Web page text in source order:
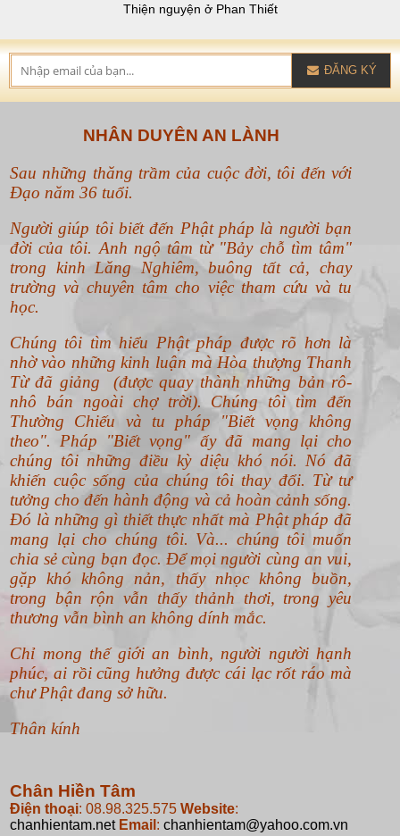
Thiện nguyện ở Phan Thiết
ĐĂNG KÝ
NHÂN DUYÊN AN LÀNH
Sau những thăng trầm của cuộc đời, tôi đến với
Đạo năm 36 tuổi.
Người giúp tôi biết đến Phật pháp là người bạn
đời của tôi. Anh ngộ tâm từ "Bảy chỗ tìm tâm"
trong kinh Lăng Nghiêm, buông tất cả, chay
trường và chuyên tâm cho việc tham cứu và tu
học.
Chúng tôi tìm hiểu Phật pháp được rõ hơn là
nhờ vào những kinh luận mà Hòa thượng Thanh
Từ đã giảng (được quay thành những bản rô-
nhô bán ngoài chợ trời). Chúng tôi tìm đến
Thường Chiếu và tu pháp "Biết vọng không
theo". Pháp "Biết vọng" ấy đã mang lại cho
chúng tôi những điều kỳ diệu khó nói. Nó đã
khiến cuộc sống của chúng tôi thay đổi. Từ tư
tưởng cho đến hành động và cả hoàn cảnh sống.
Đó là những gì thiết thực nhất mà Phật pháp đã
mang lại cho chúng tôi. Và... chúng tôi muốn
chia sẻ cùng bạn đọc. Để mọi người cùng an vui,
gặp khó không nản, thấy nhọc không buồn,
trong bận rộn vẫn thấy thảnh thơi, trong yêu
thương vẫn bình an không dính mắc.
Chỉ mong thế giới an bình, người người hạnh
phúc, ai rồi cũng hưởng được cái lạc rốt ráo mà
chư Phật đang sở hữu.
Thân kính
Chân Hiền Tâm
Điện thoại: 08.98.325.575 Website:
chanhientam.net Email : chanhientam@yahoo.com.vn